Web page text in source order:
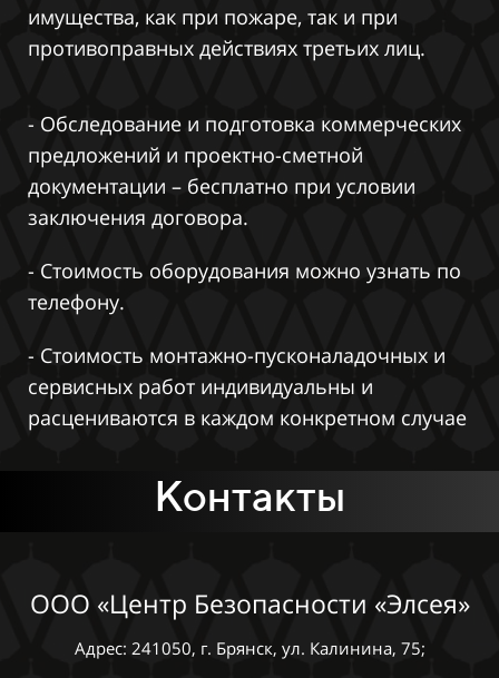
имущества, как при пожаре, так и при
противоправных действиях третьих лиц.
- Обследование и подготовка коммерческих
предложений и проектно-сметной
документации – бесплатно при условии
заключения договора.
- Стоимость оборудования можно узнать по
телефону.
- Стоимость монтажно-пусконаладочных и
сервисных работ индивидуальны и
расцениваются в каждом конкретном случае
Контакты
ООО «Центр Безопасности «Элсея»
Адрес: 241050, г. Брянск, ул. Калинина, 75;